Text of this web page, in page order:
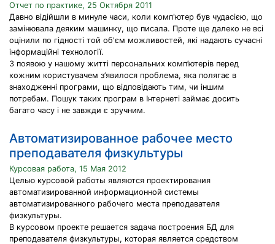
Отчет по практике, 25 Октября 2011
Давно відійшли в минуле часи, коли комп'ютер був чудасією, що
замінювала деяким машинку, що писала. Проте ще далеко не всі
оцінили по гідності той об'єм можливостей, які надають сучасні
інформаційні технології.
З появою у нашому житті персональних комп’ютерів перед
кожним користувачем з’явилося проблема, яка полягає в
знаходженні програми, що відповідають тим, чи іншим
потребам. Пошук таких програм в Інтернеті займає досить
багато часу і не завжди є зручним.
Автоматизированное рабочее место
преподавателя физкультуры
Курсовая работа, 15 Мая 2012
Целью курсовой работы являются проектирования
автоматизированной информационной системы
автоматизированного рабочего места преподавателя
физкультуры.
В курсовом проекте решается задача построения БД для
преподавателя физкультуры, которая является средством